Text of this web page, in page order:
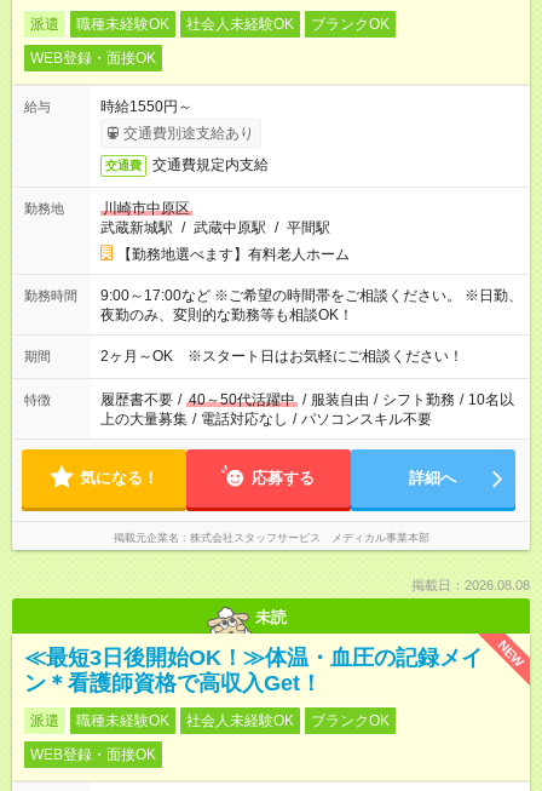
派遣 職種未経験OK 社会人未経験OK
ブランクOK
WEB登録・面接OK
給与
時給1550円～
交通費別途支給あり
交通費 交通費規定内支給
勤務地
川崎市中原区
武蔵新城駅 / 武蔵中原駅 / 平間駅
【勤務地選べます】有料老人ホーム
勤務時間
9:00～17:00など ※ご希望の時間帯をご相談ください。 ※日勤、
夜勤のみ、変則的な勤務等も相談OK！
期間 2ヶ月～OK ※スタート日はお気軽にご相談ください！
特徴 履歴書不要 / 40～50代活躍中 / 服装自由 / シフト勤務 / 10名以
上の大量募集 / 電話対応なし / パソコンスキル不要
気になる！ 応募する 詳細へ
掲載元企業名 株式会社スタッフサービス メディカル事業本部
掲載日：2026.08.08
未読
NEW
≪最短3日後開始OK！≫体温・血圧の記録メイ
ン＊看護師資格で高収入Get！
派遣 職種未経験OK 社会人未経験OK
ブランクOK
WEB登録・面接OK